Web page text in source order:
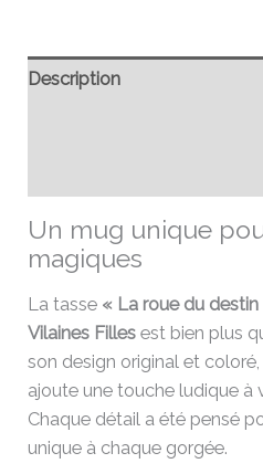
Description
Un mug unique
magiques
La tasse « La roue du destin
Vilaines Filles est bien plus
son design original et
ajoute une touche ludique à
Chaque détail a été pensé
unique à chaque gorgée.